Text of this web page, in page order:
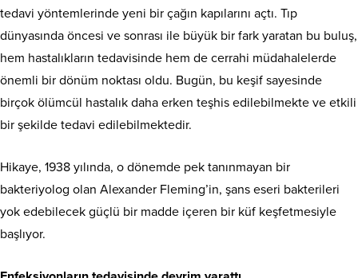
tedavi yöntemlerinde yeni bir çağın kapılarını açtı. Tıp
dünyasında öncesi ve sonrası ile büyük bir fark yaratan bu buluş,
hem hastalıkların tedavisinde hem de cerrahi müdahalelerde
önemli bir dönüm noktası oldu. Bugün, bu keşif sayesinde
birçok ölümcül hastalık daha erken teşhis edilebilmekte ve etkili
bir şekilde tedavi edilebilmektedir.
Hikaye, 1938 yılında, o dönemde pek tanınmayan bir
bakteriyolog olan Alexander Fleming’in, şans eseri bakterileri
yok edebilecek güçlü bir madde içeren bir küf keşfetmesiyle
başlıyor.